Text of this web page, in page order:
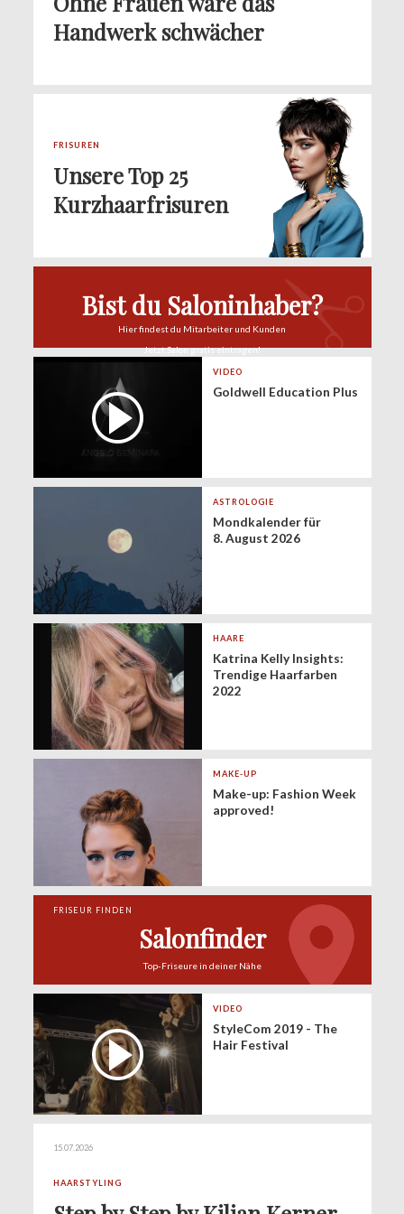
Handwerk schwächer
FRISUREN
Unsere Top 25
Kurzhaarfrisuren
Bist du Saloninhaber?
Hier findest du Mitarbeiter und Kunden
Jetzt Salongratis eintragen!
VIDEO
Goldwell Education Plus
ASTROLOGIE
Mondkalender für
8. August 2026
HAARE
Katrina Kelly Insights:
Trendige Haarfarben
2022
MAKE-UP
Make-up: Fashion Week
approved!
FRISEUR FINDEN
Salonfinder
Top-Friseure in deiner Nähe
VIDEO
StyleCom 2019 - The
Hair Festival
15.07.2026
HAARSTYLING